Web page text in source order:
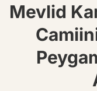
Mevlid